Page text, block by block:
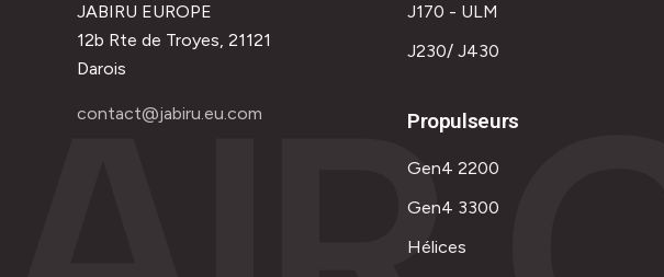
JABIRU EUROPE
12b Rte de Troyes, 21121
Darois
contact@jabiru.eu.com
J170 - ULM
J230/ J430
Propulseurs
Gen4 2200
Gen4 3300
Hélices